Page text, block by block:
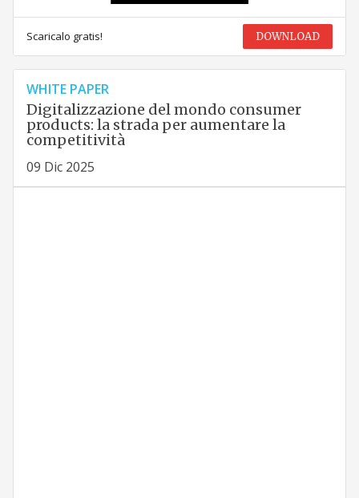
Scaricalo gratis! DOWNLOAD
WHITE PAPER
Digitalizzazione del mondo consumer
products: la strada per aumentare la
competitività
09 Dic 2025